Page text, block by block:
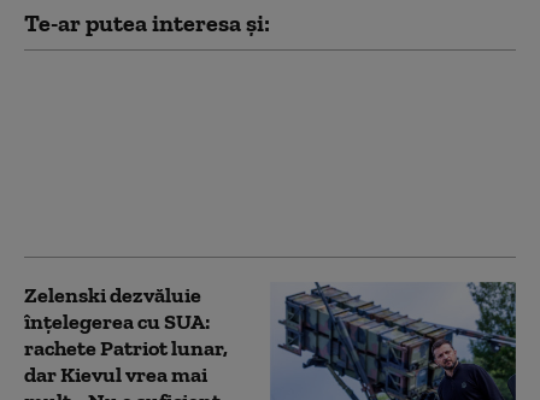
Te-ar putea interesa și:
Zelenski dezvăluie
înțelegerea cu SUA:
rachete Patriot lunar,
dar Kievul vrea mai